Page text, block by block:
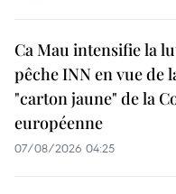
Ca Mau intensifie la
pêche INN en vue de
"carton jaune" de la
européenne
07/08/2026 04:25